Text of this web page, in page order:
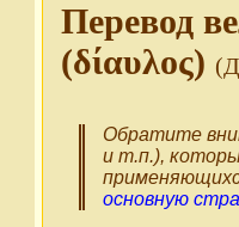
Перевод
(δίαυλος)
Обратите
и т.п.),
основную